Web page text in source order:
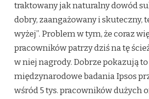
traktowany jak naturalny dowód
dobry, zaangażowany i skuteczny,
wyżej”. Problem w tym, że coraz
pracowników patrzy dziś na tę
w niej nagrody. Dobrze pokazują to
międzynarodowe badania Ipsos
wśród 5 tys. pracowników dużych